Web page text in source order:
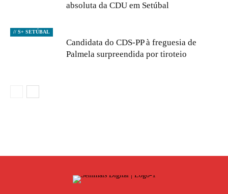
absoluta da CDU em Setúbal
// S+ SETÚBAL
Candidata do CDS-PP à freguesia de
Palmela surpreendida por tiroteio